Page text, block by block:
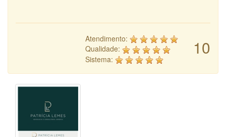
10
Atendimento:
Qualidade:
Sistema: